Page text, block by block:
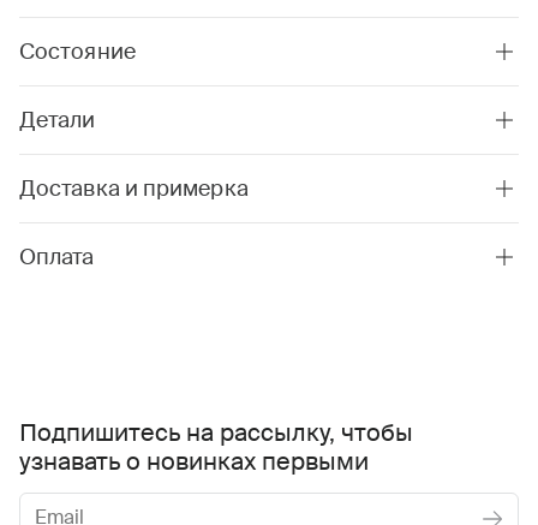
Состояние
Детали
Доставка и примерка
Оплата
Подпишитесь на рассылку, чтобы
узнавать о новинках первыми